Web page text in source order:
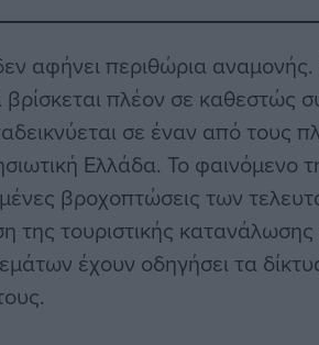
αφήνει περιθώρια
βρίσκεται πλέον σε καθεστώς
σε έναν από τους
Ελλάδα. Το φαινόμενο
βροχοπτώσεις των
της τουριστικής κατανάλωσης
έχουν οδηγήσει τα